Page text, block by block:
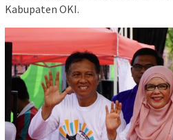
Kabupaten OKI.